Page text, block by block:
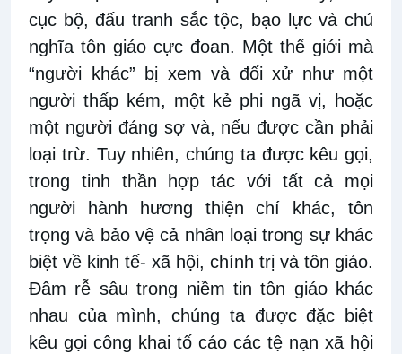
cục bộ, đấu tranh sắc tộc, bạo lực và chủ
nghĩa tôn giáo cực đoan. Một thế giới mà
“người khác” bị xem và đối xử như một
người thấp kém, một kẻ phi ngã vị, hoặc
một người đáng sợ và, nếu được cần phải
loại trừ. Tuy nhiên, chúng ta được kêu gọi,
trong tinh thần hợp tác với tất cả mọi
người hành hương thiện chí khác, tôn
trọng và bảo vệ cả nhân loại trong sự khác
biệt về kinh tế- xã hội, chính trị và tôn giáo.
Đâm rễ sâu trong niềm tin tôn giáo khác
nhau của mình, chúng ta được đặc biệt
kêu gọi công khai tố cáo các tệ nạn xã hội